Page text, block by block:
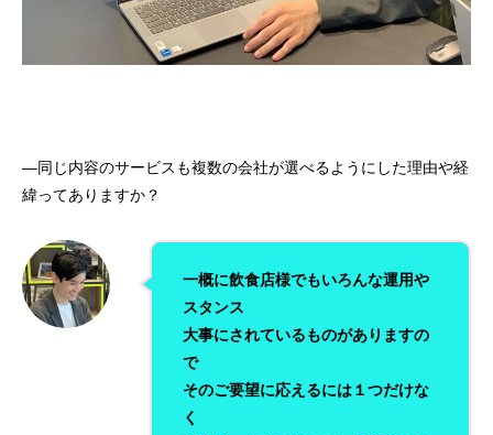
—同じ内容のサービスも複数の会社が選べるようにした理由や経
緯ってありますか？
一概に飲食店様でもいろんな運用や
スタンス
大事にされているものがありますの
で
そのご要望に応えるには１つだけな
く